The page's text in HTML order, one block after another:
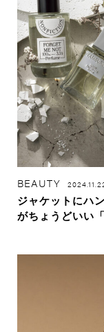
BEAUTY
ジャケットにハ
がちょうどいい